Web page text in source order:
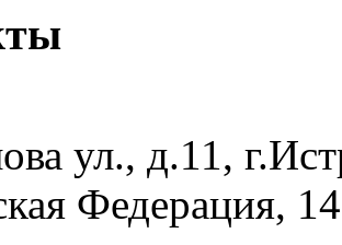
ул., д.11,
Федерация,